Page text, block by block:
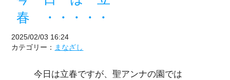
春 ・・・・・
2025/02/03 16:24
カテゴリー： まなざし
今日は立春ですが、聖アンナの園では